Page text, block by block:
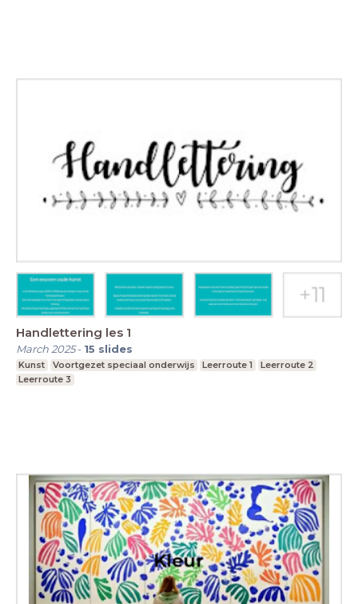
Handlettering les 1
March 2025- 15 slides
Kunst Voortgezet speciaal onderwijs Leerroute 1
Leerroute 2
Leerroute 3